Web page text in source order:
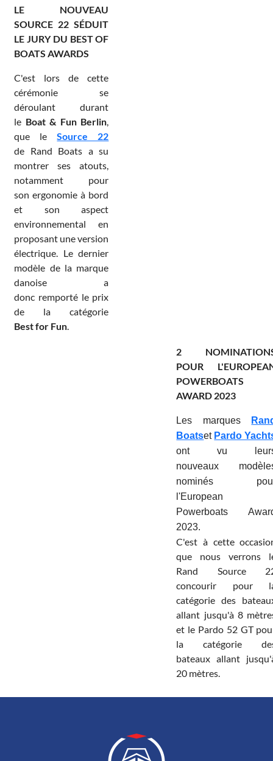
LE NOUVEAU
SOURCE 22 SÉDUIT
LE JURY DU BEST OF
BOATS AWARDS
C'est lors de cette
cérémonie se
déroulant durant
le Boat & Fun Berlin,
que leSource 22
de Rand Boats a su
montrer ses atouts,
notamment pour
son ergonomie à bord
et son aspect
environnemental en
proposant une version
électrique. Le dernier
modèle de la marque
danoise a
donc remporté le prix
de la catégorie
Best for Fun.
2
POUR
POWERBOATS
AWARD 2023
Les marques
Boatset Pardo
ont vu
nouveaux
nominés
l'European
Powerboats
2023.
C'est à cette
que nous verrons
Rand Source
concourir pour
catégorie des
allant jusqu'à 8
et le Pardo 52 GT
la catégorie
bateaux allant
20 mètres.